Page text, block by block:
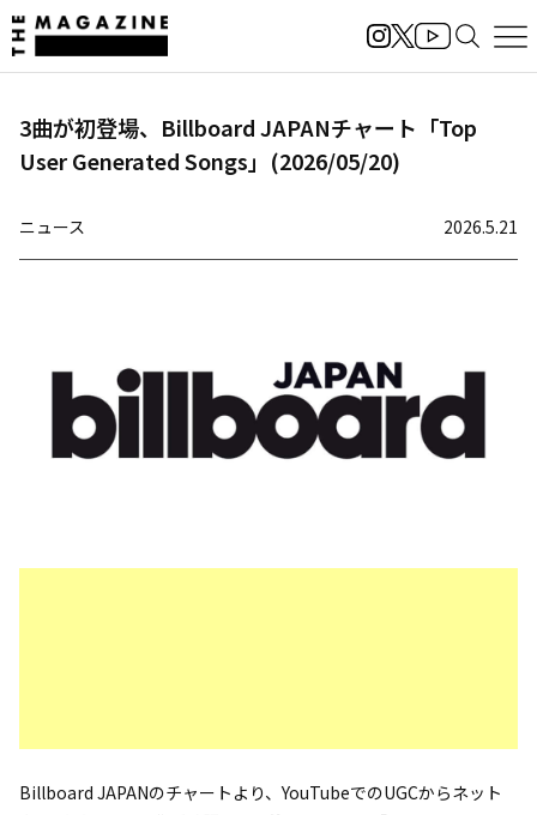
3曲が初登場、Billboard JAPANチャート「Top
User Generated Songs」(2026/05/20)
ニュース 2026.5.21
Billboard JAPANのチャートより、YouTubeでのUGCからネット